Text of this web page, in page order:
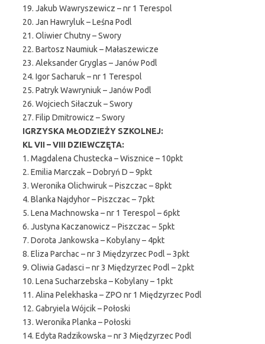
19. Jakub Wawryszewicz – nr 1 Terespol
20. Jan Hawryluk – Leśna Podl
21. Oliwier Chutny – Swory
22. Bartosz Naumiuk – Małaszewicze
23. Aleksander Gryglas – Janów Podl
24. Igor Sacharuk – nr 1 Terespol
25. Patryk Wawryniuk – Janów Podl
26. Wojciech Siłaczuk – Swory
27. Filip Dmitrowicz – Swory
IGRZYSKA MŁODZIEŻY SZKOLNEJ:
KL VII – VIII DZIEWCZĘTA:
1. Magdalena Chustecka – Wisznice – 10pkt
2. Emilia Marczak – Dobryń D – 9pkt
3. Weronika Olichwiruk – Piszczac – 8pkt
4. Blanka Najdyhor – Piszczac – 7pkt
5. Lena Machnowska – nr 1 Terespol – 6pkt
6. Justyna Kaczanowicz – Piszczac – 5pkt
7. Dorota Jankowska – Kobylany – 4pkt
8. Eliza Parchac – nr 3 Międzyrzec Podl – 3pkt
9. Oliwia Gadasci – nr 3 Międzyrzec Podl – 2pkt
10. Lena Sucharzebska – Kobylany – 1pkt
11. Alina Pelekhaska – ZPO nr 1 Międzyrzec Podl
12. Gabryiela Wójcik – Połoski
13. Weronika Planka – Połoski
14. Edyta Radzikowska – nr 3 Międzyrzec Podl